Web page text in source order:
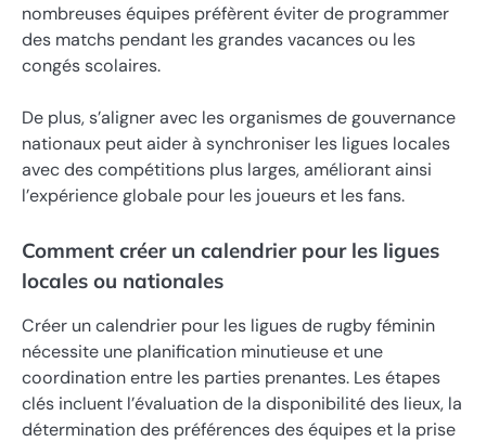
nombreuses équipes préfèrent éviter de programmer
des matchs pendant les grandes vacances ou les
congés scolaires.
De plus, s’aligner avec les organismes de gouvernance
nationaux peut aider à synchroniser les ligues locales
avec des compétitions plus larges, améliorant ainsi
l’expérience globale pour les joueurs et les fans.
Comment créer un calendrier pour les ligues
locales ou nationales
Créer un calendrier pour les ligues de rugby féminin
nécessite une planification minutieuse et une
coordination entre les parties prenantes. Les étapes
clés incluent l’évaluation de la disponibilité des lieux, la
détermination des préférences des équipes et la prise